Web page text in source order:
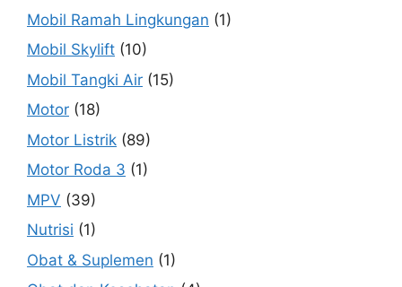
Mobil Ramah Lingkungan (1)
Mobil Skylift (10)
Mobil Tangki Air (15)
Motor (18)
Motor Listrik (89)
Motor Roda 3 (1)
MPV (39)
Nutrisi (1)
Obat & Suplemen (1)